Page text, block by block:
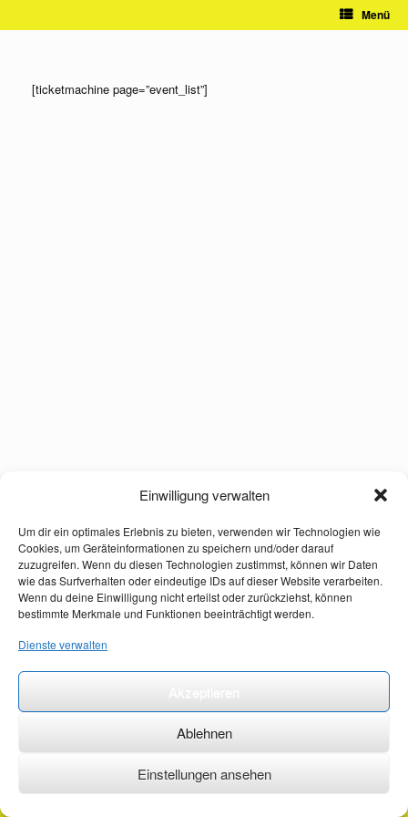
Einwilligung verwalten
Um dir ein optimales Erlebnis zu bieten, verwenden wir Technologien wie
Cookies, um Geräteinformationen zu speichern und/oder darauf
zuzugreifen. Wenn du diesen Technologien zustimmst, können wir Daten
wie das Surfverhalten oder eindeutige IDs auf dieser Website verarbeiten.
Wenn du deine Einwilligung nicht erteilst oder zurückziehst, können
bestimmte Merkmale und Funktionen beeinträchtigt werden.
Dienste verwalten
Ablehnen
Einstellungen ansehen
Menü
[ticketmachine page=”event_list”]
©2026 ·erstehilfekurs-mauch.de ·AGB ·Datenschutzerklärung ·Impressum ·